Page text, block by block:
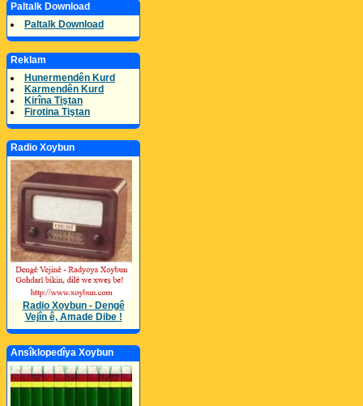
Paltalk Download
Paltalk Download
Reklam
Hunermendên Kurd
Karmendên Kurd
Kirîna Tiştan
Firotina Tiştan
Radio Xoybun
Radio Xoybun - Dengê
Vejîn ê, Amade Dibe !
Ansîklopedîya Xoybun